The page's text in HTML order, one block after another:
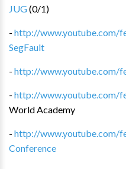
JUG(0/1)
- http://www.youtube.com/
SegFault
- http://www.youtube.com/
- http://www.youtube.com/
World Academy
- http://www.youtube.com/
Conference